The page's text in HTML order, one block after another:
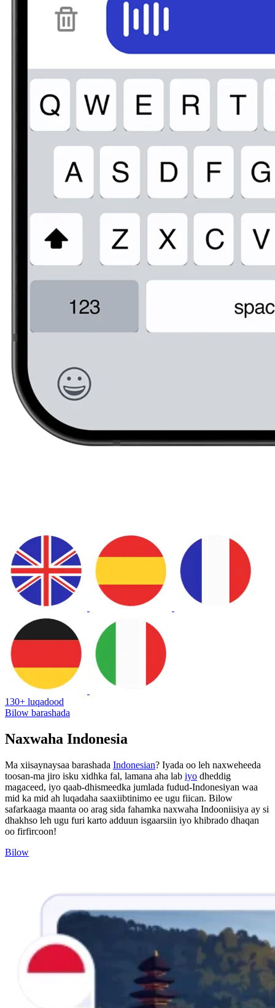
130+ luqadood
Bilow barashada
Naxwaha Indonesia
Ma xiisaynaysaa barashada Indonesian? Iyada oo leh naxweheeda
toosan-ma jiro isku xidhka fal, lamana aha lab iyo dheddig
magaceed, iyo qaab-dhismeedka jumlada fudud-Indonesiyan waa
mid ka mid ah luqadaha saaxiibtinimo ee ugu fiican. Bilow
safarkaaga maanta oo arag sida fahamka naxwaha Indooniisiya ay si
dhakhso leh ugu furi karto adduun isgaarsiin iyo khibrado dhaqan
oo firfircoon!
Bilow